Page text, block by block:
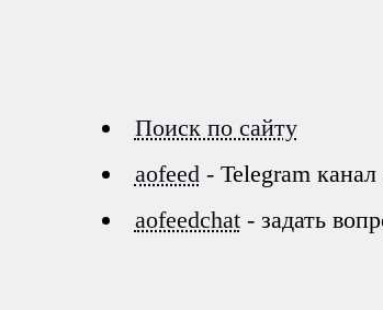
Поиск по сайту
aofeed - Telegram
aofeedchat- задать